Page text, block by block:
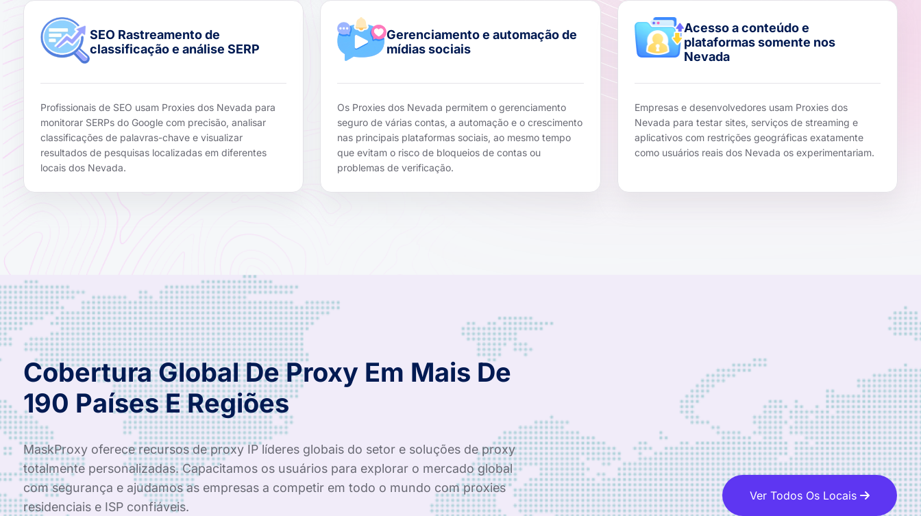
SEO Rastreamento de
classificação e análise SERP
Profissionais de SEO usam Proxies dos Nevada para
monitorar SERPs do Google com precisão, analisar
classificações de palavras-chave e visualizar
resultados de pesquisas localizadas em diferentes
locais dos Nevada.
Gerenciamento e automação de
mídias sociais
Os Proxies dos Nevada permitem o gerenciamento
seguro de várias contas, a automação e o crescimento
nas principais plataformas sociais, ao mesmo tempo
que evitam o risco de bloqueios de contas ou
problemas de verificação.
Acesso a conteúdo e
plataformas somente nos
Nevada
Empresas e desenvolvedores usam Proxies dos
Nevada para testar sites, serviços de streaming e
aplicativos com restrições geográficas exatamente
como usuários reais dos Nevada os experimentariam.
Cobertura Global De Proxy Em Mais De
190 Países E Regiões
MaskProxy oferece recursos de proxy IP líderes globais do setor e soluções de proxy
totalmente personalizadas. Capacitamos os usuários para explorar o mercado global
com segurança e ajudamos as empresas a competir em todo o mundo com proxies
residenciais e ISP confiáveis.
Ver Todos Os Locais